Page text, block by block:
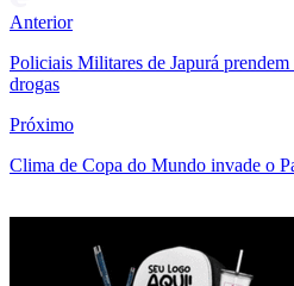
Anterior
Policiais Militares de Japurá
drogas
Próximo
Clima de Copa do Mundo invade o